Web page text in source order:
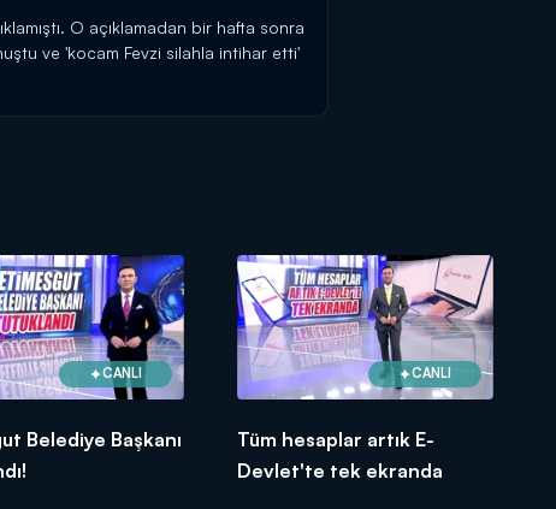
O açıklamadan bir hafta sonra
ve 'kocam Fevzi silahla intihar etti'
CANLI
Belediye Başkanı
CANLI
Tüm hesaplar artık E-
Devlet'te tek ekranda